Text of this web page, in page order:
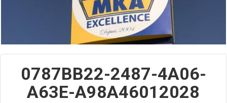
0787BB22-2487-4A06-
A63E-A98A46012028